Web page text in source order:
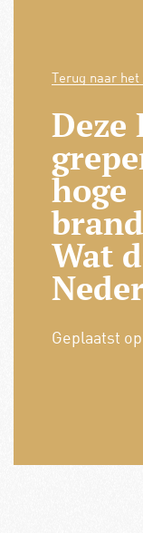
Terug naar
Deze
hoge
Wat
Geplaatst